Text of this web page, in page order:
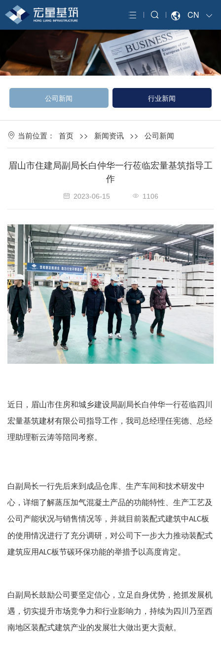
CN
公司新闻 行业新闻
当前位置： 首页 >> 新闻资讯 >> 公司新闻
眉山市住建局副局长白仲华一行莅临宏量基筑指导工
作
2023-06-15 1106
近日，眉山市住房和城乡建设局副局长白仲华一行莅临四川
宏量基筑建材有限公司指导工作，我司总经理任宪德、总经
理助理靳云涛等陪同考察。
白副局长一行先后来到成品仓库、生产车间和技术研发中
心，详细了解蒸压加气混凝土产品的功能特性、生产工艺及
公司产能状况与销售情况等，并就目前装配式建筑中ALC板
的使用情况进行了充分调研，对公司下一步大力推动装配式
建筑应用ALC板节碳环保功能的举措予以高度肯定。
白副局长鼓励公司要坚定信心，立足自身优势，抢抓发展机
遇，切实提升市场竞争力和行业影响力，持续为四川乃至西
南地区装配式建筑产业的发展壮大做出更大贡献。